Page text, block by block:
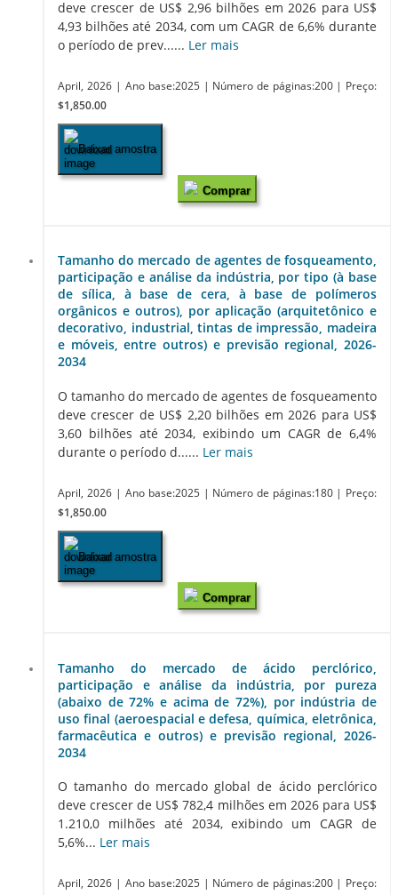
deve crescer de US$ 2,96 bilhões em 2026 para US$
4,93 bilhões até 2034, com um CAGR de 6,6% durante
o período de prev...... Ler mais
April, 2026 | Ano base:2025 | Número de páginas:200 | Preço:
$1,850.00
Baixar amostra
Comprar
Tamanho do mercado de agentes de fosqueamento,
participação e análise da indústria, por tipo (à base
de sílica, à base de cera, à base de polímeros
orgânicos e outros), por aplicação (arquitetônico e
decorativo, industrial, tintas de impressão, madeira
e móveis, entre outros) e previsão regional, 2026-
2034
O tamanho do mercado de agentes de fosqueamento
deve crescer de US$ 2,20 bilhões em 2026 para US$
3,60 bilhões até 2034, exibindo um CAGR de 6,4%
durante o período d...... Ler mais
April, 2026 | Ano base:2025 | Número de páginas:180 | Preço:
$1,850.00
Baixar amostra
Comprar
Tamanho do mercado de ácido perclórico,
participação e análise da indústria, por pureza
(abaixo de 72% e acima de 72%), por indústria de
uso final (aeroespacial e defesa, química, eletrônica,
farmacêutica e outros) e previsão regional, 2026-
2034
O tamanho do mercado global de ácido perclórico
deve crescer de US$ 782,4 milhões em 2026 para US$
1.210,0 milhões até 2034, exibindo um CAGR de
5,6%... Ler mais
April, 2026 | Ano base:2025 | Número de páginas:200 | Preço: